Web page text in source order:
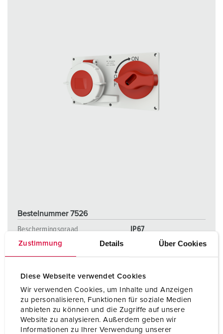
Zustimmung Details Über Cookies
Diese Webseite verwendet Cookies
Wir verwenden Cookies, um Inhalte und Anzeigen
zu personalisieren, Funktionen für soziale Medien
anbieten zu können und die Zugriffe auf unsere
Website zu analysieren. Außerdem geben wir
Informationen zu Ihrer Verwendung unserer
Bestelnummer 7526
Beschermingsgraad
IP67
Voltage 400 V
Aansluittechniek insteekklemmen